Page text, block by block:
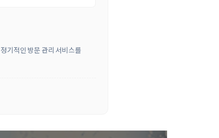
기적인 방문 관리 서비스를